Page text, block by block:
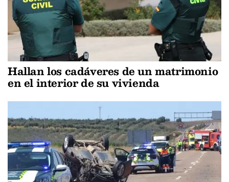
Hallan los cadáveres de un matrimonio
en el interior de su vivienda